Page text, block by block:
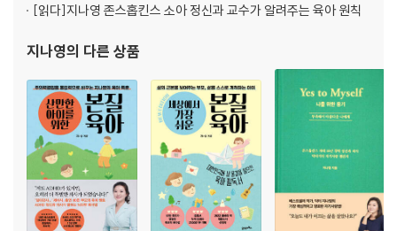
두려움을 안고 점프
자랑스러운 한국인
볼티모어의 수고하고 무거운 짐 진 자들
꿈을 물면 놓지 않는 핏불처럼
죽음 앞에 선 아버지
4장 거칠고도 소중한 내 삶을 걸고
진심으로 삶에 임한다는 것
[읽다]지나영 존스홉킨스 소아 정신과 교수가 알려주는 육아 원칙
지나영의 다른 상품